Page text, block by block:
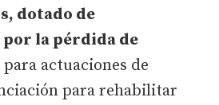
dotado de
la pérdida de
para actuaciones de
para rehabilitar